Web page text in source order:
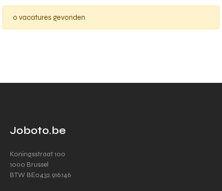
0 vacatures gevonden
Joboto.be
Koningsstraat 100
1000 Brussel
BTW BE0432.916.146